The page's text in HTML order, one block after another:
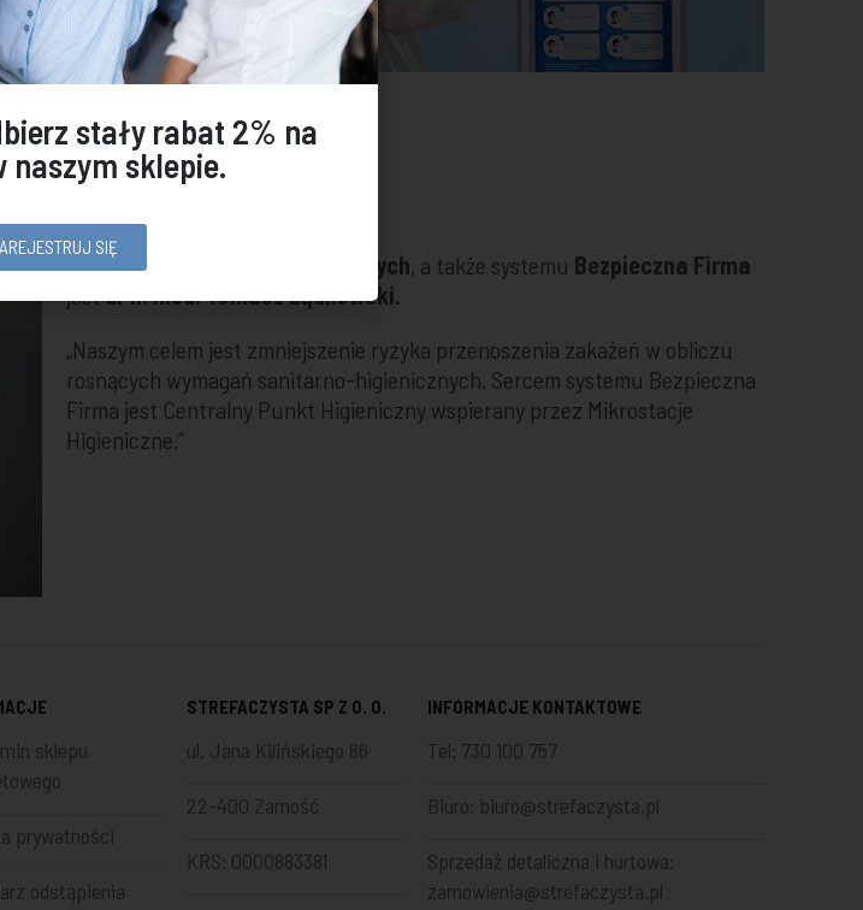
Pomysłodawcą stacji higienicznych, a także systemu Bezpieczna Firma
jestdr n. med. Tomasz Żądkowski.
„Naszym celem jest zmniejszenie ryzyka przenoszenia zakażeń w obliczu
rosnących wymagań sanitarno-higienicznych. Sercem systemu Bezpieczna
Firma jest Centralny Punkt Higieniczny wspierany przez Mikrostacje
Higieniczne.”
sklepu
prywatności
odstąpienia
STREFACZYSTA SP Z O. O.
ul. Jana Kilińskiego 86
22-400 Zamość
KRS: 0000883381
INFORMACJE KONTAKTOWE
Tel: 730 100 757
Biuro: biuro@strefaczysta.pl
Sprzedaż detaliczna i hurtowa:
zamowienia@strefaczysta.pl
stały rabat 2% na
naszym sklepie.
SIĘ